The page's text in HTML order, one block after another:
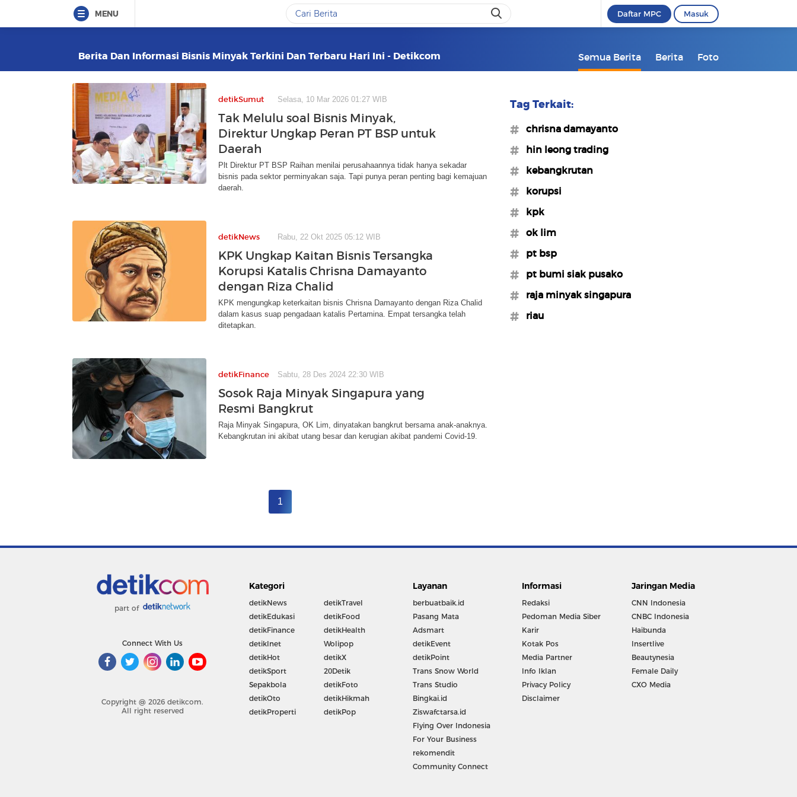
MENU Daftar MPC Masuk
Berita Dan Informasi Bisnis Minyak Terkini Dan Terbaru Hari Ini - Detikcom Semua Berita Berita Foto
detikSumut Selasa, 10 Mar 2026 01:27 WIB
Tak Melulu soal Bisnis Minyak,
Direktur Ungkap Peran PT BSP untuk
Daerah
Plt Direktur PT BSP Raihan menilai perusahaannya tidak hanya sekadar
bisnis pada sektor perminyakan saja. Tapi punya peran penting bagi kemajuan
daerah.
detikNews Rabu, 22 Okt 2025 05:12 WIB
KPK Ungkap Kaitan Bisnis Tersangka
Korupsi Katalis Chrisna Damayanto
dengan Riza Chalid
KPK mengungkap keterkaitan bisnis Chrisna Damayanto dengan Riza Chalid
dalam kasus suap pengadaan katalis Pertamina. Empat tersangka telah
ditetapkan.
detikFinance Sabtu, 28 Des 2024 22:30 WIB
Sosok Raja Minyak Singapura yang
Resmi Bangkrut
Raja Minyak Singapura, OK Lim, dinyatakan bangkrut bersama anak-anaknya.
Kebangkrutan ini akibat utang besar dan kerugian akibat pandemi Covid-19.
1
Tag Terkait:
#chrisna damayanto
#hin leong trading
#kebangkrutan
#korupsi
#kpk
#ok lim
#pt bsp
#pt bumi siak pusako
#raja minyak singapura
#riau
part of
Connect With Us
Copyright @ 2026 detikcom.
All right reserved
Kategori
detikNews
detikEdukasi
detikFinance
detikInet
detikHot
detikSport
Sepakbola
detikOto
detikProperti
detikTravel
detikFood
detikHealth
Wolipop
detikX
20Detik
detikFoto
detikHikmah
detikPop
Layanan
berbuatbaik.id
Pasang Mata
Adsmart
detikEvent
detikPoint
Trans Snow World
Trans Studio
Bingkai.id
Ziswafctarsa.id
Flying Over Indonesia
For Your Business
rekomendit
Community Connect
Informasi
Redaksi
Pedoman Media Siber
Karir
Kotak Pos
Media Partner
Info Iklan
Privacy Policy
Disclaimer
Jaringan Media
CNN Indonesia
CNBC Indonesia
Haibunda
Insertlive
Beautynesia
Female Daily
CXO Media